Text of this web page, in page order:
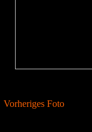
Vorheriges Foto